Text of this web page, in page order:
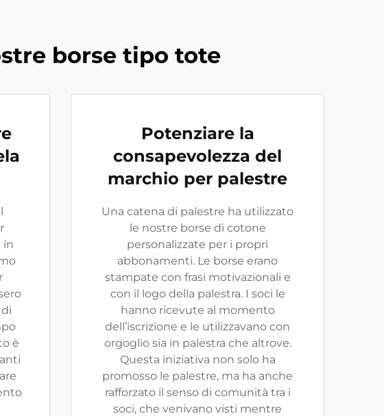
borse tipo tote
in
è
Potenziare la
consapevolezza del
marchio per palestre
Una catena di palestre ha utilizzato
le nostre borse di cotone
personalizzate per i propri
abbonamenti. Le borse erano
stampate con frasi motivazionali e
con il logo della palestra. I soci le
hanno ricevute al momento
dell’iscrizione e le utilizzavano con
orgoglio sia in palestra che altrove.
Questa iniziativa non solo ha
promosso le palestre, ma ha anche
rafforzato il senso di comunità tra i
soci, che venivano visti mentre